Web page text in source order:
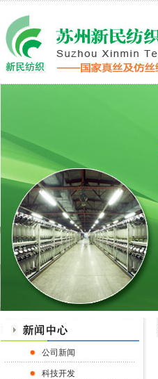
公司新闻
科技开发